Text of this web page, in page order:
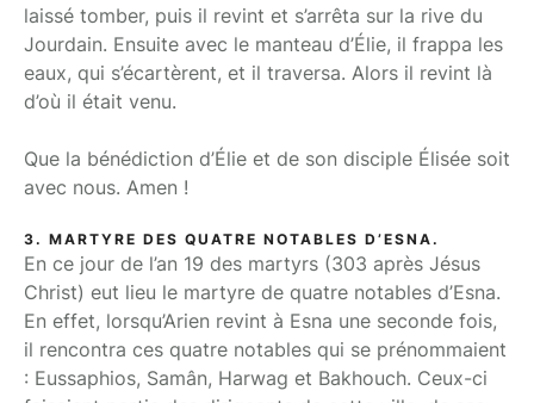
laissé tomber, puis il revint et s’arrêta sur la rive du
Jourdain. Ensuite avec le manteau d’Élie, il frappa les
eaux, qui s’écartèrent, et il traversa. Alors il revint là
d’où il était venu.
Que la bénédiction d’Élie et de son disciple Élisée soit
avec nous. Amen !
3. MARTYRE DES QUATRE NOTABLES D’ESNA.
En ce jour de l’an 19 des martyrs (303 après Jésus
Christ) eut lieu le martyre de quatre notables d’Esna.
En effet, lorsqu’Arien revint à Esna une seconde fois,
il rencontra ces quatre notables qui se prénommaient
: Eussaphios, Samân, Harwag et Bakhouch. Ceux-ci